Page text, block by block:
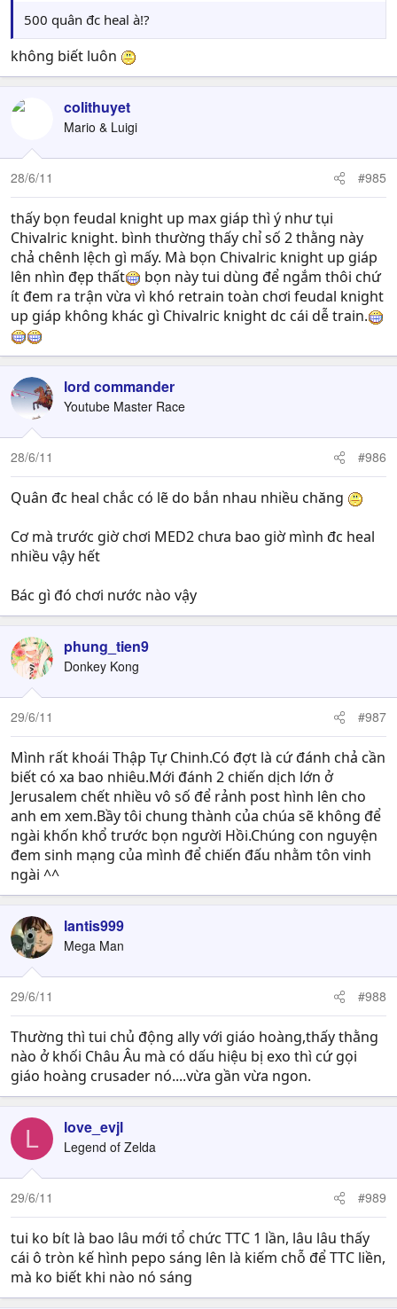
500 quân đc heal à!?
không biết luôn
colithuyet
Mario & Luigi
28/6/11 #985
thấy bọn feudal knight up max giáp thì ý như tụi
Chivalric knight. bình thường thấy chỉ số 2 thằng này
chả chênh lệch gì mấy. Mà bọn Chivalric knight up giáp
lên nhìn đẹp thất
bọn này tui dùng để ngắm thôi chứ
ít đem ra trận vừa vì khó retrain toàn chơi feudal knight
up giáp không khác gì Chivalric knight dc cái dễ train.
lord commander
Youtube Master Race
28/6/11 #986
Quân đc heal chắc có lẽ do bắn nhau nhiều chăng
Cơ mà trước giờ chơi MED2 chưa bao giờ mình đc heal
nhiều vậy hết
Bác gì đó chơi nước nào vậy
phung_tien9
Donkey Kong
29/6/11 #987
Mình rất khoái Thập Tự Chinh.Có đợt là cứ đánh chả cần
biết có xa bao nhiêu.Mới đánh 2 chiến dịch lớn ở
Jerusalem chết nhiều vô số để rảnh post hình lên cho
anh em xem.Bầy tôi chung thành của chúa sẽ không để
ngài khốn khổ trước bọn người Hồi.Chúng con nguyện
đem sinh mạng của mình để chiến đấu nhằm tôn vinh
ngài ^^
lantis999
Mega Man
29/6/11 #988
Thường thì tui chủ động ally với giáo hoàng,thấy thằng
nào ở khối Châu Âu mà có dấu hiệu bị exo thì cứ gọi
giáo hoàng crusader nó....vừa gần vừa ngon.
L love_evjl
Legend of Zelda
29/6/11 #989
tui ko bít là bao lâu mới tổ chức TTC 1 lần, lâu lâu thấy
cái ô tròn kế hình pepo sáng lên là kiếm chỗ để TTC liền,
mà ko biết khi nào nó sáng